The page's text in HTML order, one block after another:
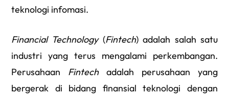
teknologi infomasi.
Financial Technology(Fintech) adalah salah satu
industri yang terus mengalami perkembangan.
Perusahaan Fintechadalah perusahaan yang
bergerak di bidang finansial teknologi dengan